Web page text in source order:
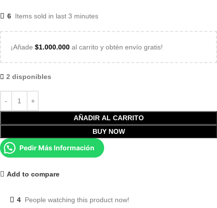
6 Items sold in last 3 minutes
¡Añade $1.000.000 al carrito y obtén envío gratis!
2 disponibles
AÑADIR AL CARRITO
BUY NOW
Pedir Más Información
Add to compare
4 People watching this product now!